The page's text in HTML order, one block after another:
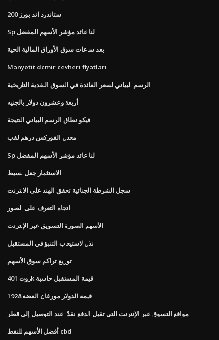
ستاندرد اند بورز 200
Sp لنا عائد مؤشر الأسهم المفضل
بعد ساعات سوق الأوراق المالية الحية
Manyetit demir cevheri fiyatları
الرسم البياني لسعر الفائدة في السوق النقدية التاريخية
أربعة وعشرون دولار بالجنيه
فيكو نطاق الرسم البياني النتيجة
معدل الفوركس درهم لفب
Sp لنا عائد مؤشر الأسهم المفضل
الاستثمار جعل بسيط
سجل الشرطة الجنائية تحقق الهند على الانترنت
اتجاه التعرف على الصور
الأسهم الصورة التسويق عبر الإنترنت
نذل لاستيعاب التنبؤ في المستقبل
توزيع تراكم سوق الأسهم
روث 401k قيمة المستقبل حاسبة
قيمة الدولار مورغان الفضة 1928
مواقع التسوق عبر الإنترنت التي تقبل الدفع نقدًا عند التوصيل إلى قطر
أفضل الأسهم للنفط cbd